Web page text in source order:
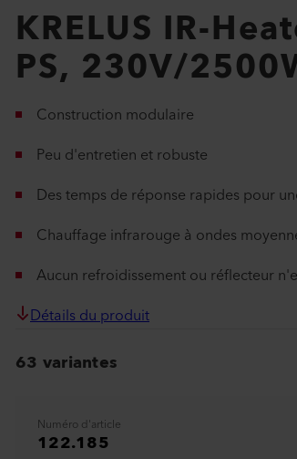
KRELUS IR-
PS, 230V/
Construction modulaire
Peu d'entretien et robuste
Des temps de réponse rapides pour
Chauffage infrarouge à ondes
Aucun refroidissement ou réflecteur
Détails du produit
63 variantes
Numéro d'article
122.185